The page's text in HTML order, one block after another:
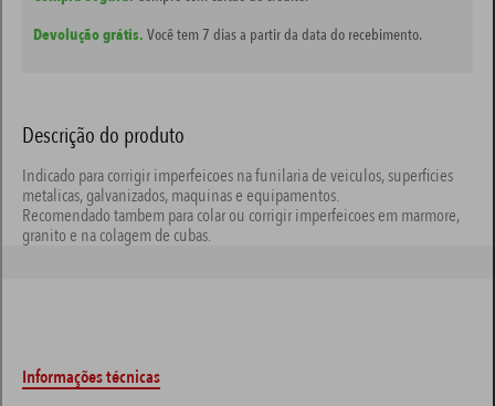
Devolução grátis. Você tem 7 dias a partir da data do recebimento.
Descrição do produto
Indicado para corrigir imperfeicoes na funilaria de veiculos, superficies
metalicas, galvanizados, maquinas e equipamentos.
Recomendado tambem para colar ou corrigir imperfeicoes em marmore,
granito e na colagem de cubas.
Informações técnicas